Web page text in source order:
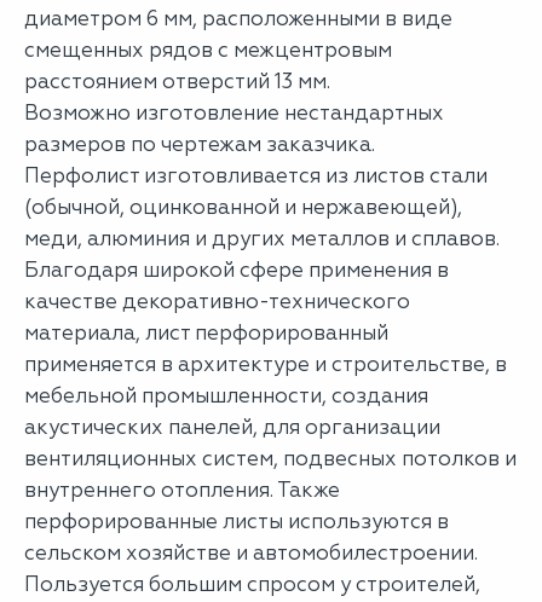
диаметром 6 мм, расположенными в виде
смещенных рядов с межцентровым
расстоянием отверстий 13 мм.
Возможно изготовление нестандартных
размеров по чертежам заказчика.
Перфолист изготовливается из листов стали
(обычной, оцинкованной и нержавеющей),
меди, алюминия и других металлов и сплавов.
Благодаря широкой сфере применения в
качестве декоративно-технического
материала, лист перфорированный
применяется в архитектуре и строительстве, в
мебельной промышленности, создания
акустических панелей, для организации
вентиляционных систем, подвесных потолков и
внутреннего отопления. Также
перфорированные листы используются в
сельском хозяйстве и автомобилестроении.
Пользуется большим спросом у строителей,